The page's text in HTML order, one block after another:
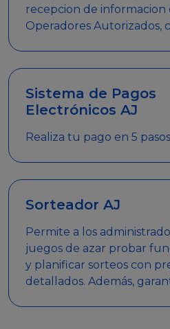
recepcion de informacion
Operadores Autorizados,
Sistema de Pagos
Electrónicos AJ
Realiza tu pago en 5 pasos
Sorteador AJ
Permite a los
juegos de azar probar
y planificar sorteos con
detallados. Además,